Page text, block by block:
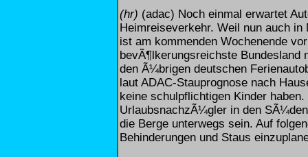
(hr) (adac) Noch einmal erwartet
Heimreiseverkehr. Weil nun auch
ist am kommenden Wochenende
bevÃ¶lkerungsreichste
den Ã¼brigen deutschen
laut ADAC-Stauprognose nach
keine schulpflichtigen Kinder
UrlaubsnachzÃ¼gler in den
die Berge unterwegs sein. Auf
Behinderungen und Staus